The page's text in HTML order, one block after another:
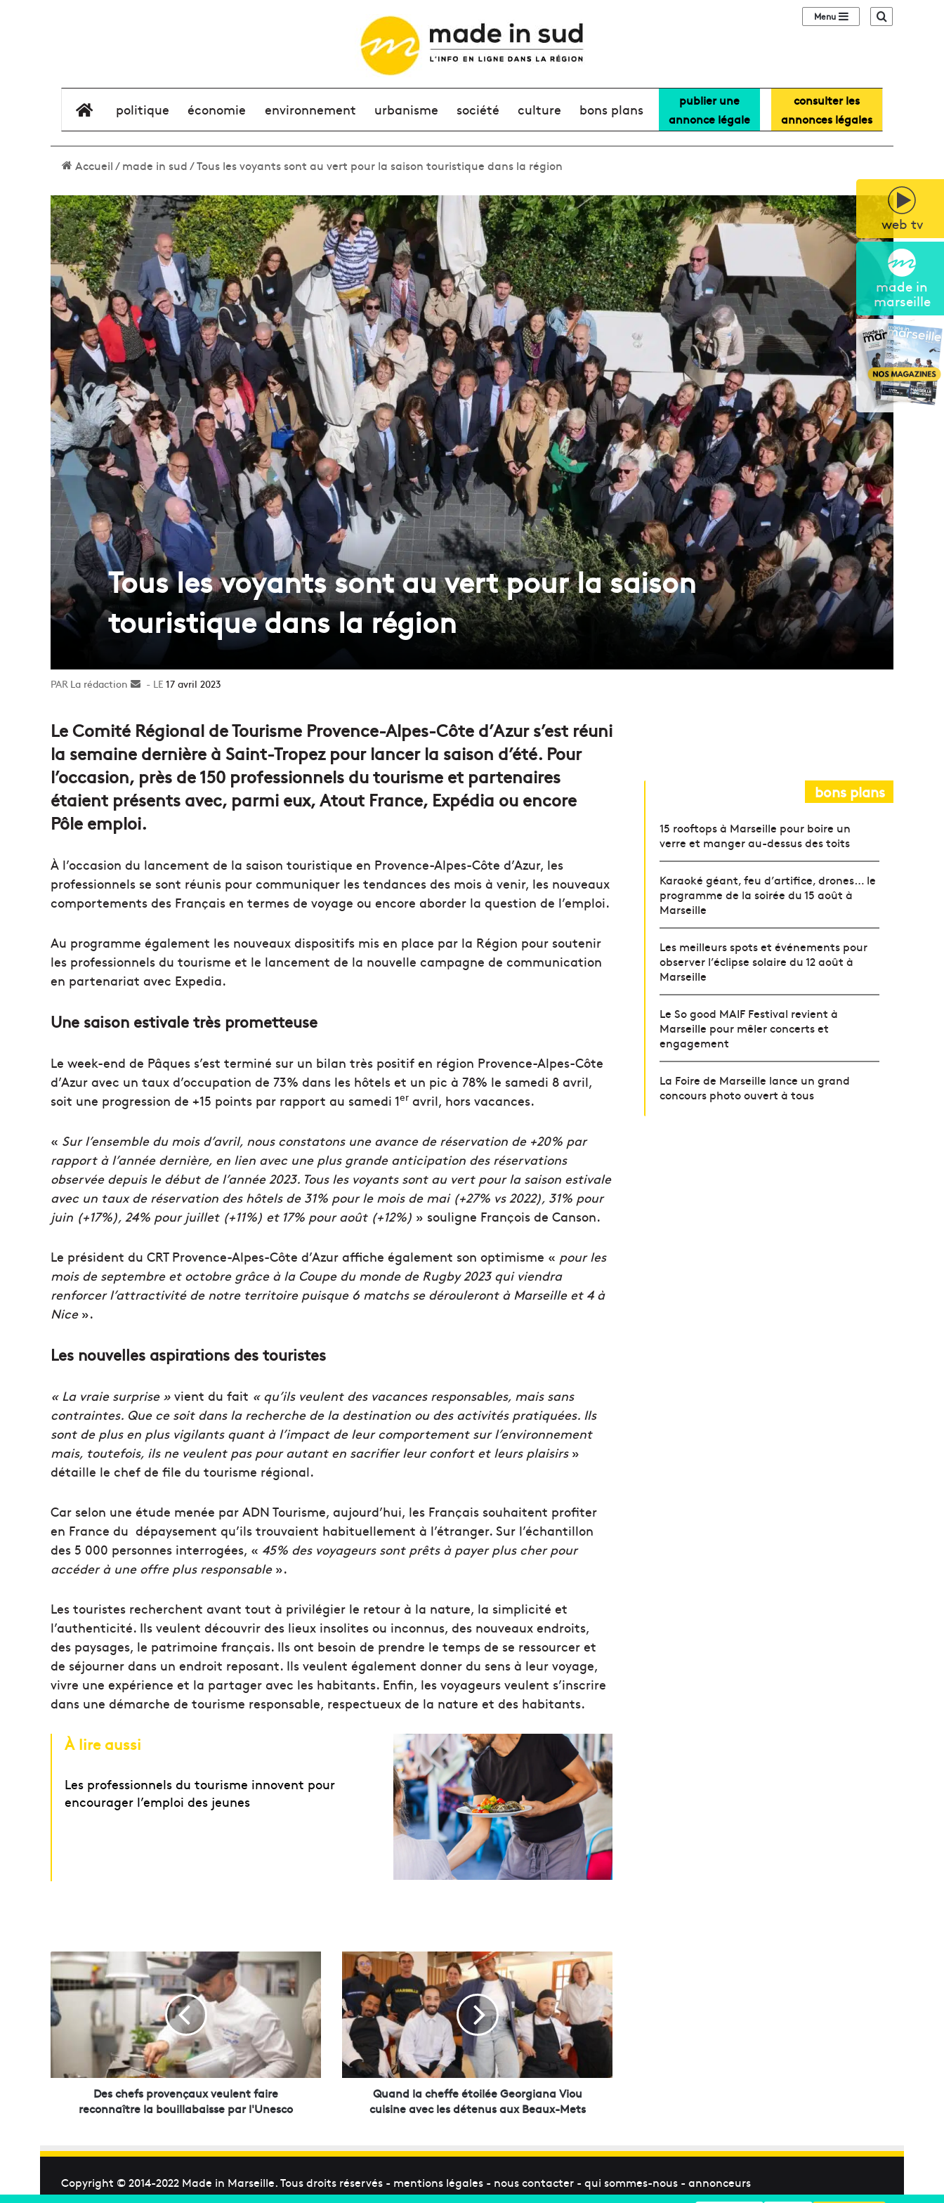
web tv
made in
marseille
Sidebar (barre
élément de menu
politique économie environnement urbanisme société culture bons plans
publier une
annonce légale
consulter les
annonces légales
Accueil/made in sud/Tous les voyants sont au vert pour la saison touristique dans la région
Tous les voyants sont au vert pour la saison
touristique dans la région
La rédaction
Envoyer17 avril 2023
Le Comité Régional de Tourisme Provence-Alpes-Côte d’Azur s’est réuni
la semaine dernière à Saint-Tropez pour lancer la saison d’été. Pour
l’occasion, près de 150 professionnels du tourisme et partenaires
étaient présents avec, parmi eux, Atout France, Expédia ou encore
Pôle emploi.
À l’occasion du lancement de la saison touristique en Provence-Alpes-Côte d’Azur, les
professionnels se sont réunis pour communiquer les tendances des mois à venir, les nouveaux
comportements des Français en termes de voyage ou encore aborder la question de l’emploi.
Au programme également les nouveaux dispositifs mis en place par la Région pour soutenir
les professionnels du tourisme et le lancement de la nouvelle campagne de communication
en partenariat avec Expedia.
Une saison estivale très prometteuse
Le week-end de Pâques s’est terminé sur un bilan très positif en région Provence-Alpes-Côte
d’Azur avec un taux d’occupation de 73% dans les hôtels et un pic à 78% le samedi 8 avril,
soit une progression de +15 points par rapport au samedi 1er avril, hors vacances.
« Sur l’ensemble du mois d’avril, nous constatons une avance de réservation de +20% par
rapport à l’année dernière, en lien avec une plus grande anticipation des réservations
observée depuis le début de l’année 2023. Tous les voyants sont au vert pour la saison estivale
avec un taux de réservation des hôtels de 31% pour le mois de mai (+27% vs 2022), 31% pour
juin (+17%), 24% pour juillet (+11%) et 17% pour août (+12%) » souligne François de Canson.
Le président du CRT Provence-Alpes-Côte d’Azur affiche également son optimisme « pour les
mois de septembre et octobre grâce à la Coupe du monde de Rugby 2023 qui viendra
renforcer l’attractivité de notre territoire puisque 6 matchs se dérouleront à Marseille et 4 à
Nice».
Les nouvelles aspirations des touristes
« La vraie surprise » vient du fait « qu’ils veulent des vacances responsables, mais sans
contraintes. Que ce soit dans la recherche de la destination ou des activités pratiquées. Ils
sont de plus en plus vigilants quant à l’impact de leur comportement sur l’environnement
mais, toutefois, ils ne veulent pas pour autant en sacrifier leur confort et leurs plaisirs»
détaille le chef de file du tourisme régional.
Car selon une étude menée par ADN Tourisme, aujourd’hui, les Français souhaitent profiter
en France du dépaysement qu’ils trouvaient habituellement à l’étranger. Sur l’échantillon
des 5 000 personnes interrogées, « 45% des voyageurs sont prêts à payer plus cher pour
accéder à une offre plus responsable».
Les touristes recherchent avant tout à privilégier le retour à la nature, la simplicité et
l’authenticité. Ils veulent découvrir des lieux insolites ou inconnus, des nouveaux endroits,
des paysages, le patrimoine français. Ils ont besoin de prendre le temps de se ressourcer et
de séjourner dans un endroit reposant. Ils veulent également donner du sens à leur voyage,
vivre une expérience et la partager avec les habitants. Enfin, les voyageurs veulent s’inscrire
dans une démarche de tourisme responsable, respectueux de la nature et des habitants.
À lire aussi
Les professionnels du tourisme innovent pour
encourager l’emploi des jeunes
D
e
s
c
h
e
p
n
u
Des chefs provençaux veulent faire
reconnaître la bouillabaisse par l'Unesco
Q
u
a
n
d
c
h
é
o
i
Quand la cheffe étoilée Georgiana Viou
cuisine avec les détenus aux Beaux-Mets
bons plans
15 rooftops à Marseille pour boire un
verre et manger au-dessus des toits
Karaoké géant, feu d’artifice, drones… le
programme de la soirée du 15 août à
Marseille
Les meilleurs spots et événements pour
observer l’éclipse solaire du 12 août à
Marseille
Le So good MAIF Festival revient à
Marseille pour mêler concerts et
engagement
La Foire de Marseille lance un grand
concours photo ouvert à tous
Copyright © 2014-2022 Made in Marseille. Tous droits réservés - mentions légales - nous contacter - qui sommes-nous - annonceurs